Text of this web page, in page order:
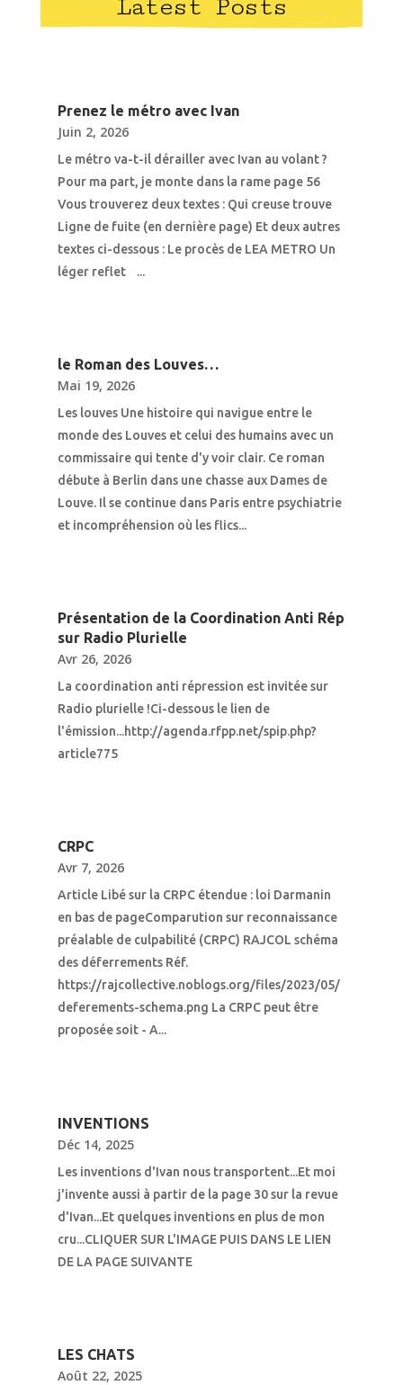
Latest Posts
Prenez le métro avec Ivan
Juin 2, 2026
Le métro va-t-il dérailler avec Ivan au volant ?
Pour ma part, je monte dans la rame page 56
Vous trouverez deux textes : Qui creuse trouve
Ligne de fuite (en dernière page) Et deux autres
textes ci-dessous : Le procès de LEA METRO Un
léger reflet ...
le Roman des Louves…
Mai 19, 2026
Les louves Une histoire qui navigue entre le
monde des Louves et celui des humains avec un
commissaire qui tente d'y voir clair. Ce roman
débute à Berlin dans une chasse aux Dames de
Louve. Il se continue dans Paris entre psychiatrie
et incompréhension où les flics...
Présentation de la Coordination Anti Rép
sur Radio Plurielle
Avr 26, 2026
La coordination anti répression est invitée sur
Radio plurielle !Ci-dessous le lien de
l'émission...http://agenda.rfpp.net/spip.php?
article775
CRPC
Avr 7, 2026
Article Libé sur la CRPC étendue : loi Darmanin
en bas de pageComparution sur reconnaissance
préalable de culpabilité (CRPC) RAJCOL schéma
des déferrements Réf.
https://rajcollective.noblogs.org/files/2023/05/
deferements-schema.png La CRPC peut être
proposée soit - A...
INVENTIONS
Déc 14, 2025
Les inventions d'Ivan nous transportent...Et moi
j'invente aussi à partir de la page 30 sur la revue
d'Ivan...Et quelques inventions en plus de mon
cru...CLIQUER SUR L'IMAGE PUIS DANS LE LIEN
DE LA PAGE SUIVANTE
LES CHATS
Août 22, 2025